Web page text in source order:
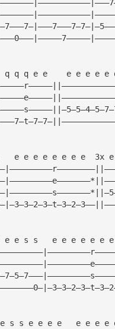
q q q e e    e e e e
e e e e e e e e  3x
e e s s   e e e e e e
s s e e e e   e e e e